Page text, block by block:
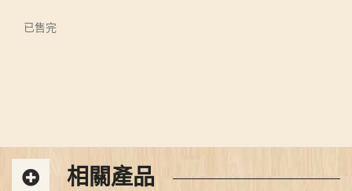
已售完
相關產品